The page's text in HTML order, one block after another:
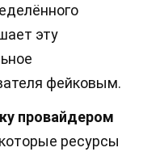
эту
фейковым.
провайдером
ресурсы